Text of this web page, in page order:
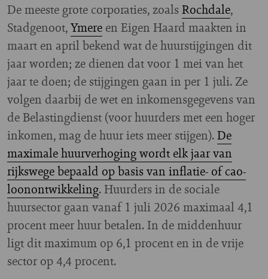
De meeste grote corporaties, zoals Rochdale,
Stadgenoot,Ymere en Eigen Haard maakten in
maart en april bekend wat de huurstijgingen dit
jaar worden; ze dienen dat voor 1 mei van het
jaar te doen; de stijgingen gaan in per 1 juli. Ze
volgen daarbij de wet en inkomensgegevens van
de Belastingdienst (voor huurders met een hoger
inkomen, mag de huur iets meer stijgen).De
maximale huurverhoging wordt elk jaar van
rijkswege bepaald op basis van inflatie- of cao-
loonontwikkeling. Huurders in de sociale
huursector gaan vanaf 1 juli 2026 maximaal 4,1
procent meer huur betalen. In de middenhuur
ligt dit maximum op 6,1 procent en in de vrije
sector op 4,4 procent.